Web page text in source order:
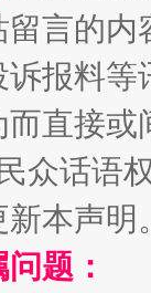
言的内
报料
直接
众话语
新本声明
题：